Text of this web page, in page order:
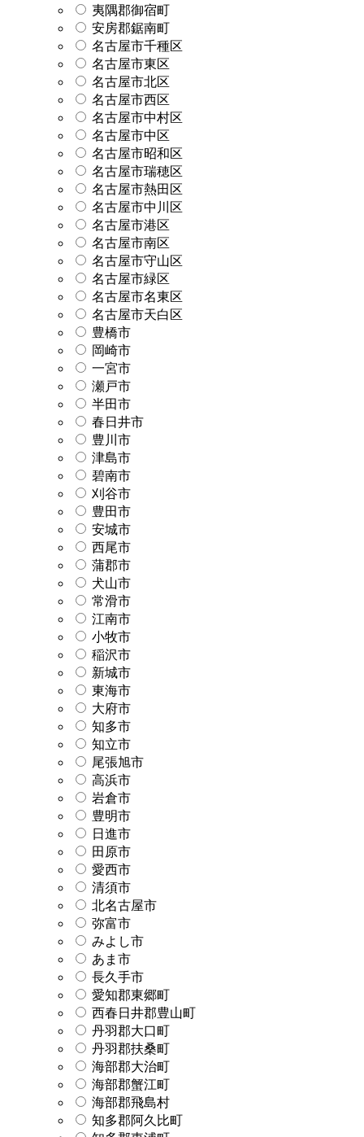
夷隅郡御宿町
安房郡鋸南町
名古屋市千種区
名古屋市東区
名古屋市北区
名古屋市西区
名古屋市中村区
名古屋市中区
名古屋市昭和区
名古屋市瑞穂区
名古屋市熱田区
名古屋市中川区
名古屋市港区
名古屋市南区
名古屋市守山区
名古屋市緑区
名古屋市名東区
名古屋市天白区
豊橋市
岡崎市
一宮市
瀬戸市
半田市
春日井市
豊川市
津島市
碧南市
刈谷市
豊田市
安城市
西尾市
蒲郡市
犬山市
常滑市
江南市
小牧市
稲沢市
新城市
東海市
大府市
知多市
知立市
尾張旭市
高浜市
岩倉市
豊明市
日進市
田原市
愛西市
清須市
北名古屋市
弥富市
みよし市
あま市
長久手市
愛知郡東郷町
西春日井郡豊山町
丹羽郡大口町
丹羽郡扶桑町
海部郡大治町
海部郡蟹江町
海部郡飛島村
知多郡阿久比町